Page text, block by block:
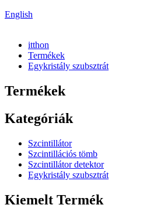
English
itthon
Termékek
Egykristály szubsztrát
Termékek
Kategóriák
Szcintillátor
Szcintillációs tömb
Szcintillátor detektor
Egykristály szubsztrát
Kiemelt Termék